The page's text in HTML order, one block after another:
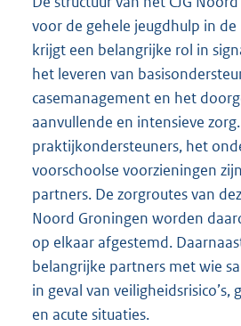
voor de gehele jeugdhulp in de
krijgt een belangrijke rol in
het leveren van
casemanagement en het
aanvullende en intensieve
praktijkondersteuners, het
voorschoolse voorzieningen
partners. De zorgroutes van
Noord Groningen worden
op elkaar afgestemd.
belangrijke partners met wie
in geval van
en acute situaties.